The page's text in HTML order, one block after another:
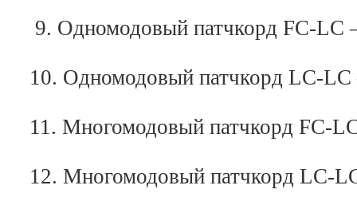
9. Одномодовый патчкорд FC-
10. Одномодовый патчкорд LC-
11. Многомодовый патчкорд FC-
12. Многомодовый патчкорд LC-